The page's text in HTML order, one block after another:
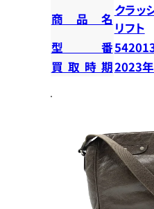
商品名
クラッ
リフト
型番
買取時期2023